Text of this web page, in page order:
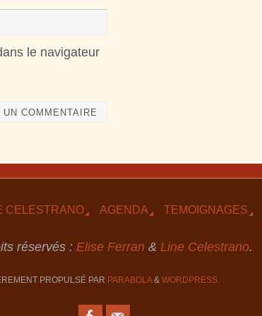
le navigateur
CELESTRANO AGENDA TEMOIGNAGES
réservés : Elise Ferran & Line Celestrano.
PROPULSÉ PAR PARABOLA& WORDPRESS.